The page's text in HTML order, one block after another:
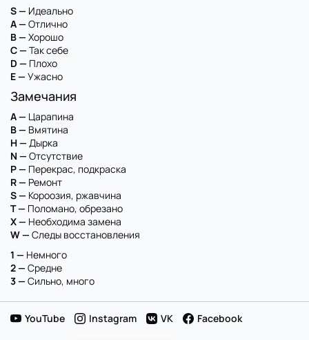
S — Идеально
A — Отлично
B — Хорошо
C — Так себе
D — Плохо
E — Ужасно
Замечания
A — Царапина
B — Вмятина
H — Дырка
N — Отсутствие
P — Перекрас, подкраска
R — Ремонт
S — Короозия, ржавчина
T — Поломано, обрезано
X — Необходима замена
W — Следы восстановления
1 — Немного
2 — Средне
3 — Сильно, много
YouTube Instagram VK Facebook